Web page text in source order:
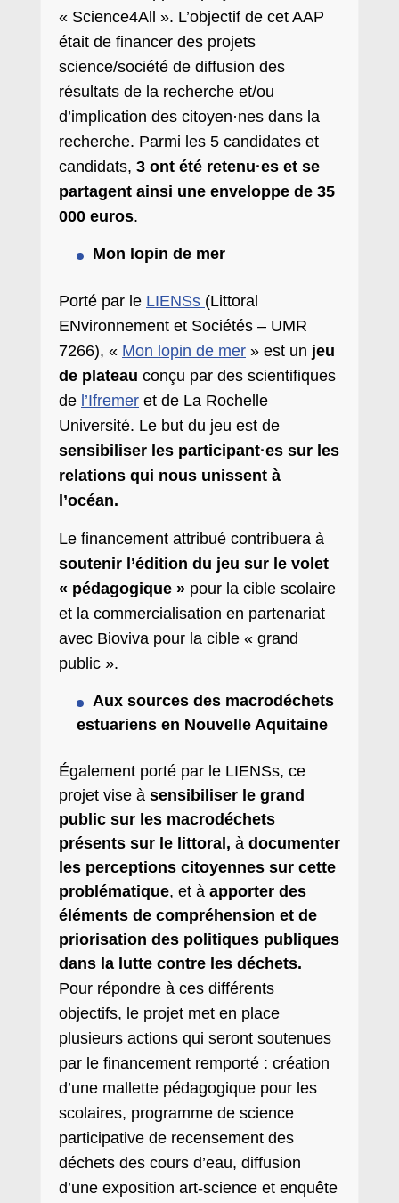
« Science4All ». L’objectif de cet AAP
était de financer des projets
science/société de diffusion des
résultats de la recherche et/ou
d’implication des citoyen·nes dans la
recherche. Parmi les 5 candidates et
candidats, 3 ont été retenu·es et se
partagent ainsi une enveloppe de 35
000 euros.
Mon lopin de mer
Porté par le LIENSs (Littoral
ENvironnement et Sociétés – UMR
7266), « Mon lopin de mer » est un jeu
de plateau conçu par des scientifiques
de l’Ifremer et de La Rochelle
Université. Le but du jeu est de
sensibiliser les participant·es sur les
relations qui nous unissent à
l’océan.
Le financement attribué contribuera à
soutenir l’édition du jeu sur le volet
« pédagogique » pour la cible scolaire
et la commercialisation en partenariat
avec Bioviva pour la cible « grand
public ».
Aux sources des macrodéchets
estuariens en Nouvelle Aquitaine
Également porté par le LIENSs, ce
projet vise à sensibiliser le grand
public sur les macrodéchets
présents sur le littoral, à documenter
les perceptions citoyennes sur cette
problématique, et à apporter des
éléments de compréhension et de
priorisation des politiques publiques
dans la lutte contre les déchets.
Pour répondre à ces différents
objectifs, le projet met en place
plusieurs actions qui seront soutenues
par le financement remporté : création
d’une mallette pédagogique pour les
scolaires, programme de science
participative de recensement des
déchets des cours d’eau, diffusion
d’une exposition art-science et enquête